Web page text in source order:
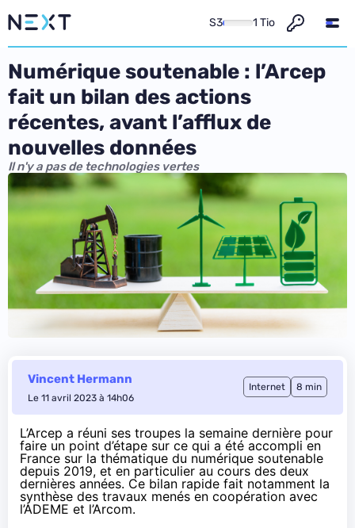
S3 1 Tio
Numérique soutenable : l’Arcep
fait un bilan des actions
récentes, avant l’afflux de
nouvelles données
Il n'y a pas de technologies vertes
Vincent Hermann
Le 11 avril 2023 à 14h06
Internet 8 min
L’Arcep a réuni ses troupes la semaine dernière pour
faire un point d’étape sur ce qui a été accompli en
France sur la thématique du numérique soutenable
depuis 2019, et en particulier au cours des deux
dernières années. Ce bilan rapide fait notamment la
synthèse des travaux menés en coopération avec
l’ADEME et l’Arcom.